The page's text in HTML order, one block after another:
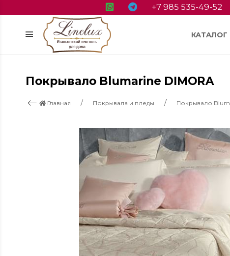
+7 985 535-49-52
Покрывало Blumarine DIMORA
Главная Покрывала и пледы Покрывало